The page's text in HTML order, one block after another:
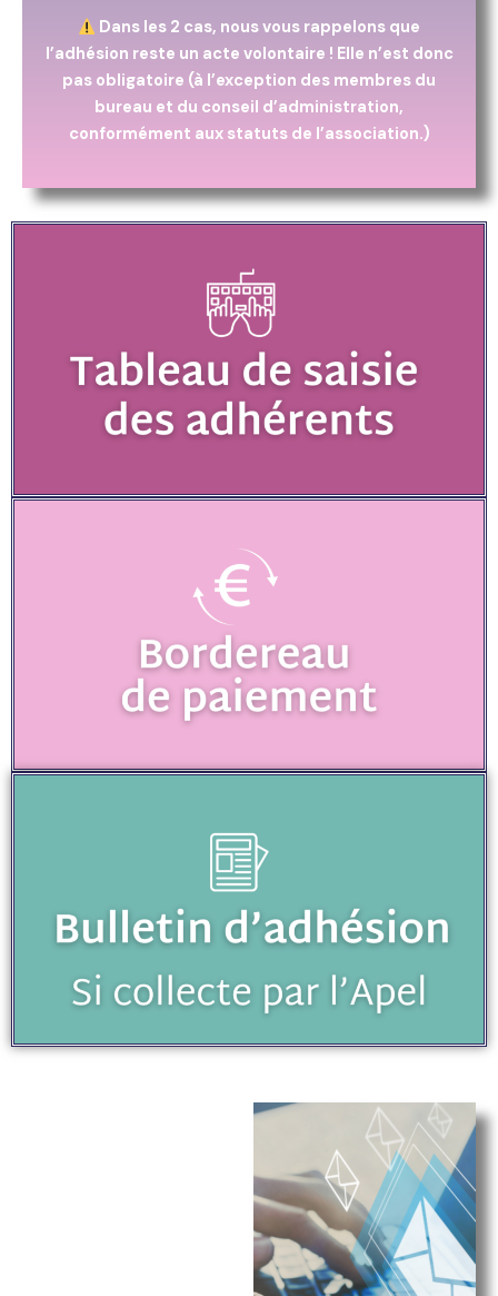
Dans les 2 cas, nous vous rappelons que
l’adhésion reste un acte volontaire ! Elle n’est donc
pas obligatoire (à l’exception des membres du
bureau et du conseil d’administration,
conformément aux statuts de l’association.)